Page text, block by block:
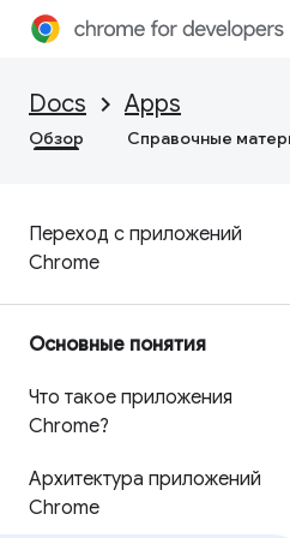
Docs Apps
Обзор Справочные
Переход с приложений
Chrome
Основные понятия
Что такое приложения
Chrome?
Архитектура приложений
Chrome